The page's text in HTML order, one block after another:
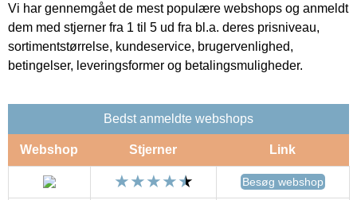
Vi har gennemgået de mest populære webshops og anmeldt
dem med stjerner fra 1 til 5 ud fra bl.a. deres prisniveau,
sortimentstørrelse, kundeservice, brugervenlighed,
betingelser, leveringsformer og betalingsmuligheder.
Bedst anmeldte webshops
Webshop Stjerner Link
Besøg webshop